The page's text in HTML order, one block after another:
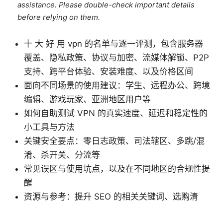
assistance. Please double-check important details
before relying on them.
十 大 好 用 vpn 的名单与逐一评测，包含服务器
覆盖、隐私政策、协议与加密、流媒体解锁、P2P
支持、跨平台体验、安装难度、以及价格区间
面向不同场景的使用建议：学生、远程办公、跨境
编辑、游戏玩家、亚洲地区用户等
如何自助测试 VPN 的真实速度、延迟和稳定性的
小工具与方法
关键安全要点：零日志政策、司法辖区、多跳/混
淆、杀开关、分流等
常见误区与使用坑点，以及在不同地区的合规性提
醒
资源与参考：提升 SEO 的相关关键词、选购清